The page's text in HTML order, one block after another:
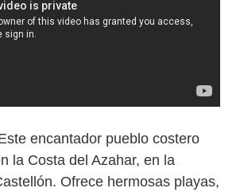
encantador pueblo costero
la Costa del Azahar, en la
Ofrece hermosas playas,